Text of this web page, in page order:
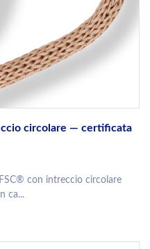
circolare — certificata
con intreccio circolare
ca...